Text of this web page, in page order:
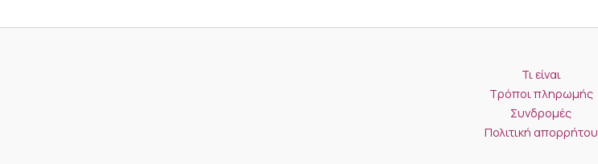
Τι είναι
Τρόποι πληρωμής
Συνδρομές
Πολιτική απορρήτου